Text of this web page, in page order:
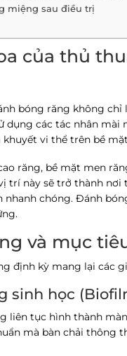
miệng sau điều trị
của thủ
bóng răng không
dụng các tác nhân
vi thể trên bề
răng, bề mặt men
trí này sẽ trở thành
nhanh chóng. Đánh
và mục
định kỳ mang lại các
sinh học
liên tục hình thành
mà bàn chải thông